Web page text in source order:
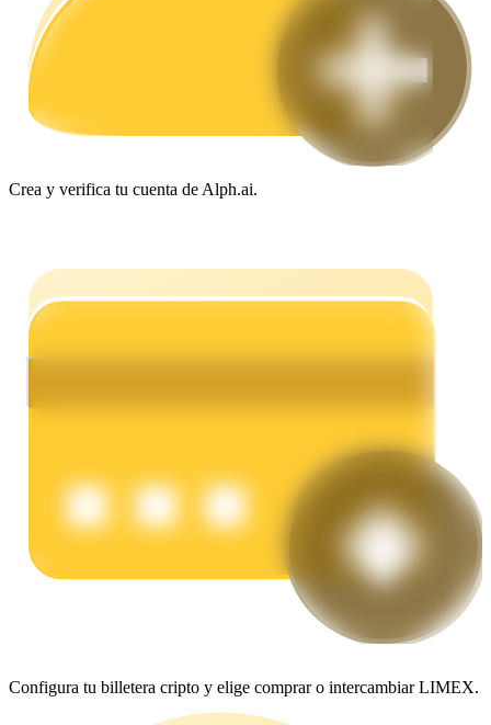
Aprenda cómo mantenerse rentable
Earn
Power Piggy
Gana recompensas competitivas diariamente
Crea y verifica tu cuenta de Alph.ai.
Configura tu billetera cripto y elige comprar o intercambiar LIMEX.